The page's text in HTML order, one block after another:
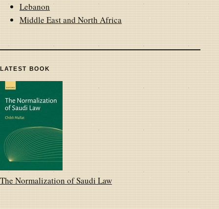
Lebanon
Middle East and North Africa
LATEST BOOK
The Normalization of Saudi Law